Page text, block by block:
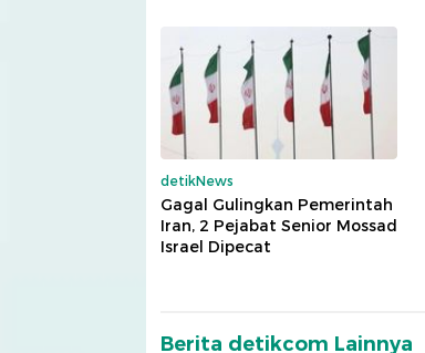
detikNews
Gagal Gulingkan Pemerintah
Iran, 2 Pejabat Senior Mossad
Israel Dipecat
Berita detikcom Lainnya